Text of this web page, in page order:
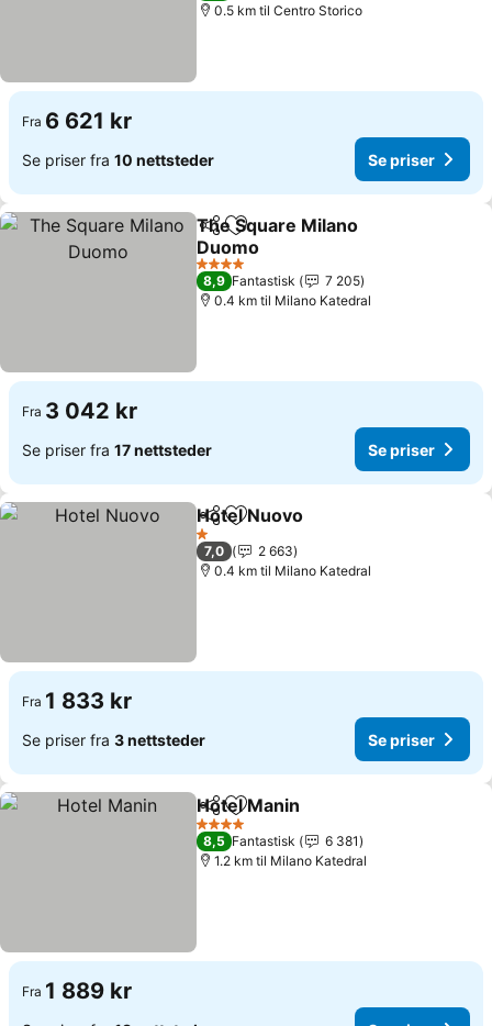
0.5 km til Centro Storico
Fra 6 621 kr
Se priser fra 10 nettsteder Se priser
Del Legg til i favoritter
The Square Milano
Duomo
4 Stjerner
8,9 Fantastisk
7 205
0.4 km til Milano Katedral
Fra 3 042 kr
Se priser fra 17 nettsteder Se priser
Del Legg til i favoritter
Hotel Nuovo
1 Stjerner
7,0
2 663
0.4 km til Milano Katedral
Fra 1 833 kr
Se priser fra 3 nettsteder Se priser
Del Legg til i favoritter
Hotel Manin
4 Stjerner
8,5 Fantastisk
6 381
1.2 km til Milano Katedral
Fra 1 889 kr